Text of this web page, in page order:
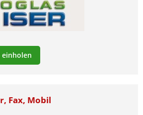
Werkstatt schon dabei?
Fax, Mobil